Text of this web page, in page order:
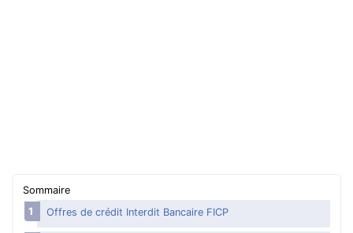
Sommaire
Offres de crédit Interdit Bancaire FICP